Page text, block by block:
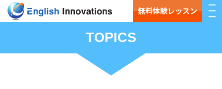
無料体験レッスン
TOPICS